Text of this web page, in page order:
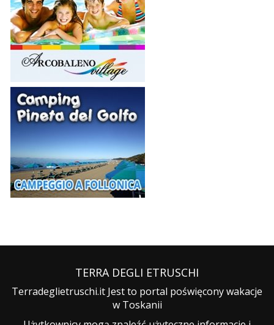
TERRA DEGLI ETRUSCHI
Terradeglietruschi.it Jest to portal poświęcony wakacje
w Toskanii